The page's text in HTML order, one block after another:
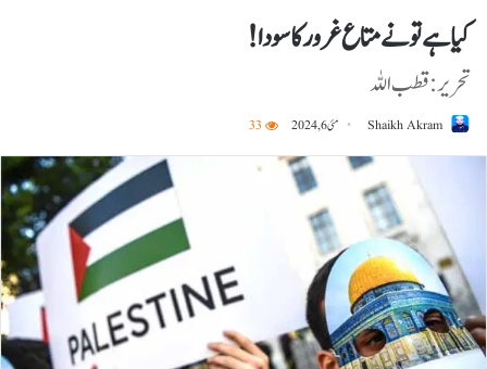
کیاہے تونے متاع غرور کا سودا!
تحریر: قطب اللہ
Shaikh Akram مئی 6, 2024 33